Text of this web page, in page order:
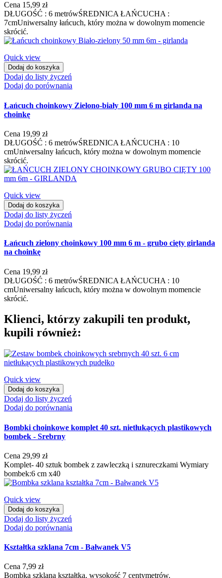
Cena 15,99 zł
DŁUGOŚĆ : 6 metrówŚREDNICA ŁAŃCUCHA :
7cmUniwersalny łańcuch, który można w dowolnym momencie
skrócić.
Quick view
Dodaj do koszyka
Dodaj do listy życzeń
Dodaj do porównania
Łańcuch choinkowy Zielono-biały 100 mm 6 m girlanda na
choinkę
Cena 19,99 zł
DŁUGOŚĆ : 6 metrówŚREDNICA ŁAŃCUCHA : 10
cmUniwersalny łańcuch, który można w dowolnym momencie
skrócić.
Quick view
Dodaj do koszyka
Dodaj do listy życzeń
Dodaj do porównania
Łańcuch zielony choinkowy 100 mm 6 m - grubo cięty girlanda
na choinkę
Cena 19,99 zł
DŁUGOŚĆ : 6 metrówŚREDNICA ŁAŃCUCHA : 10
cmUniwersalny łańcuch, który można w dowolnym momencie
skrócić.
Klienci, którzy zakupili ten produkt,
kupili również:
Quick view
Dodaj do koszyka
Dodaj do listy życzeń
Dodaj do porównania
Bombki choinkowe komplet 40 szt. nietłukących plastikowych
bombek - Srebrny
Cena 29,99 zł
Komplet- 40 sztuk bombek z zawleczką i sznureczkami Wymiary
bombek:6 cm x40
Quick view
Dodaj do koszyka
Dodaj do listy życzeń
Dodaj do porównania
Kształtka szklana 7cm - Bałwanek V5
Cena 7,99 zł
Bombka szklana kształtka, wysokość 7 centymetrów.